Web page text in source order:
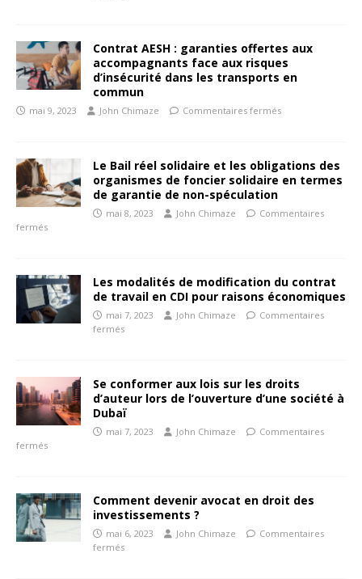
Contrat AESH : garanties offertes aux
accompagnants face aux risques
d’insécurité dans les transports en
commun
mai 9, 2023 John Chimaze Commentaires fermés
Le Bail réel solidaire et les obligations des
organismes de foncier solidaire en termes
de garantie de non-spéculation
mai 8, 2023 John Chimaze
Commentaires
fermés
Les modalités de modification du contrat
de travail en CDI pour raisons économiques
mai 7, 2023 John Chimaze
Commentaires
fermés
Se conformer aux lois sur les droits
d’auteur lors de l’ouverture d’une société à
Dubaï
mai 7, 2023 John Chimaze
Commentaires
fermés
Comment devenir avocat en droit des
investissements ?
mai 6, 2023 John Chimaze
Commentaires
fermés